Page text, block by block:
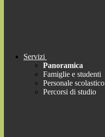
Servizi
Panoramica
Famiglie e studenti
Personale scolastico
Percorsi di studio